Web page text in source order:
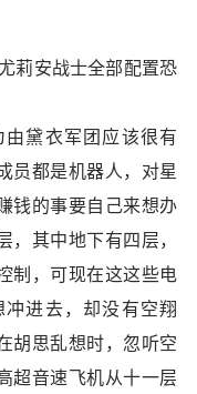
莉安战士全部配置恐
黛衣军团应该很有
员都是机器人，对星
钱的事要自己来想办
其中地下有四层，
制，可现在这这些电
进去，却没有空翔
胡思乱想时，忽听空
超音速飞机从十一层